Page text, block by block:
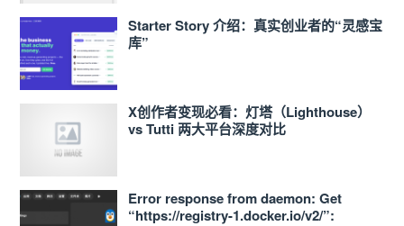
Starter Story 介绍：真实创业者的“灵感宝
库”
X创作者变现必看：灯塔（Lighthouse）
vs Tutti 两大平台深度对比
Error response from daemon: Get
“https://registry-1.docker.io/v2/”: